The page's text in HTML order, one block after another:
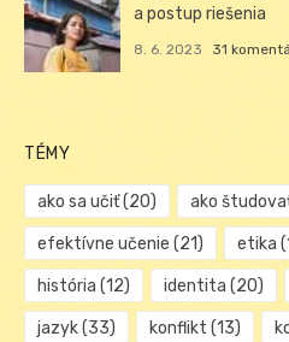
a postup riešenia
8. 6. 2023 31
TÉMY
ako sa učiť(20) ako
efektívne učenie (21) etika
história (12) identita (20)
jazyk(33) konflikt (13)